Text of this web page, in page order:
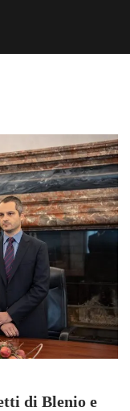
di Blenio e